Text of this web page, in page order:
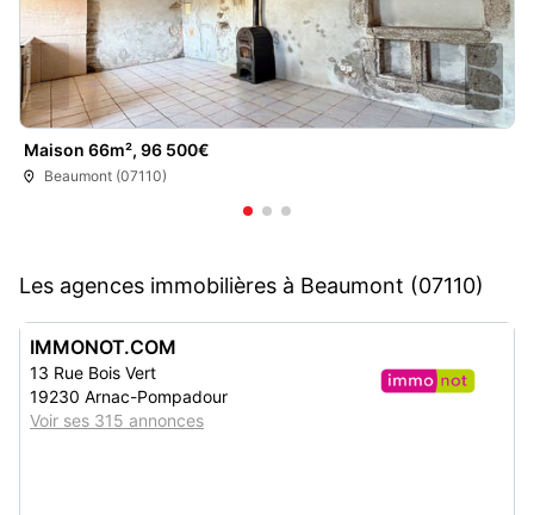
Maison 66m², 96 500€
Beaumont (07110)
Les agences immobilières à Beaumont (07110)
IMMONOT.COM
13 Rue Bois Vert
19230 Arnac-Pompadour
Voir ses 315 annonces